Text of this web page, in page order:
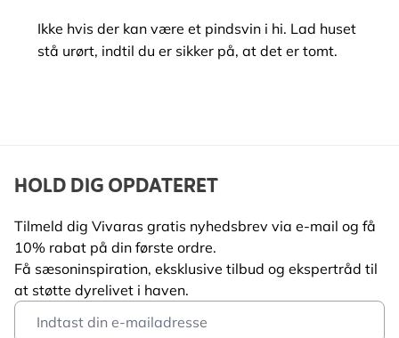
Ikke hvis der kan være et pindsvin i hi. Lad huset
stå urørt, indtil du er sikker på, at det er tomt.
HOLD DIG OPDATERET
Tilmeld dig Vivaras gratis nyhedsbrev via e-mail og få
10% rabat på din første ordre.
Få sæsoninspiration, eksklusive tilbud og ekspertråd til
at støtte dyrelivet i haven.
Email Address